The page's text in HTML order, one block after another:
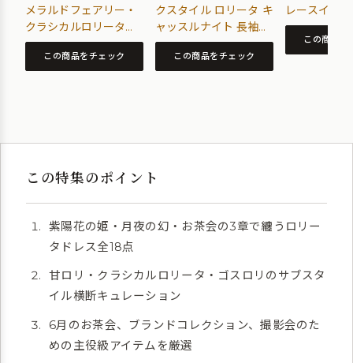
メラルドフェアリー・
クラシカルロリータド
レス
この商品をチェック
クスタイル ロリータ キ
ャッスルナイト 長袖
OP ビッグスカートド
レス 秋 【ロリータ】
この商品をチェック
レースイン
この商品を
この特集のポイント
紫陽花の姫・月夜の幻・お茶会の3章で纏うロリー
タドレス全18点
甘ロリ・クラシカルロリータ・ゴスロリのサブスタ
イル横断キュレーション
6月のお茶会、ブランドコレクション、撮影会のた
めの主役級アイテムを厳選